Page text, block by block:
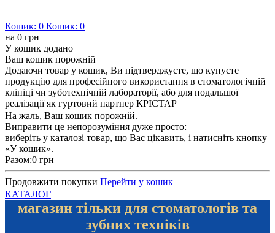
Кошик: 0 Кошик: 0
на 0 грн
У кошик додано
Ваш кошик порожній
Додаючи товар у кошик, Ви підтверджуєте, що купуєте
продукцію для професійного використання в стоматологічній
клініці чи зуботехнічній лабораторії, або для подальшої
реалізації як гуртовий партнер КРІСТАР
На жаль, Ваш кошик порожній.
Виправити це непорозуміння дуже просто:
виберіть у каталозі товар, що Вас цікавить, і натисніть кнопку
«У кошик».
Разом:0 грн
Продовжити покупки Перейти у кошик
КАТАЛОГ
магазин тільки для стоматологів та
зубних техніків